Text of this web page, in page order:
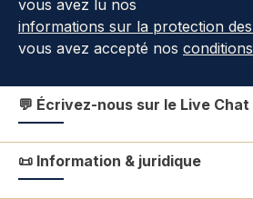
vous avez lu nos
informations sur la protection
vous avez accepté nos
💬 Écrivez-nous sur le Live Chat
📜 Information & juridique